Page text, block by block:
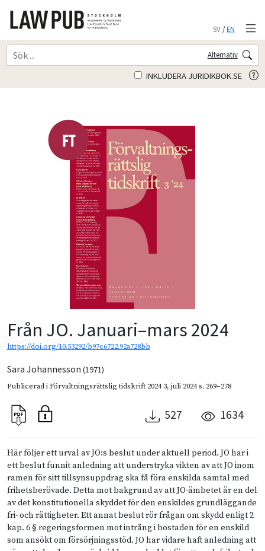
SV/EN
Alternativ
INKLUDERA JURIDIKBOK.SE
Från JO. Januari–mars 2024
https://doi.org/10.53292/b97c6722.92a728bb
Sara Johannesson (1971)
Publicerad iFörvaltningsrättslig tidskrift 2024 3, juli 2024s. 269–278
527 1634
Här följer ett urval av JO:s beslut under aktuell period. JO har i
ett beslut funnit anledning att understryka vikten av att JO inom
ramen för sitt tillsynsuppdrag ska få föra enskilda samtal med
frihetsberövade. Detta mot bakgrund av att JO-ämbetet är en del
av det konstitutionella skyddet för den enskildes grundläggande
fri- och rättigheter. Ett annat beslut rör frågan om skydd enligt 2
kap. 6 § regeringsformen mot intrång i bostaden för en enskild
som ansökt om försörjningsstöd. JO har vidare haft anledning att